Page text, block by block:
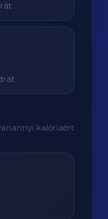
kalóriáért